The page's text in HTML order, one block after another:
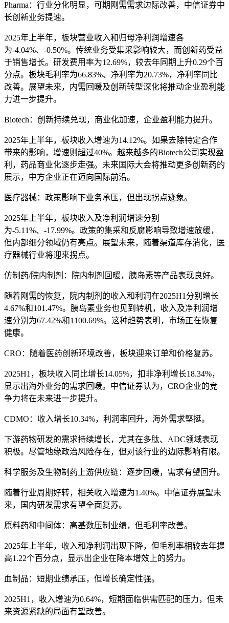
Pharma：行业分化明显，可期刚需需求边际改善，中信证券中
长创新业务提速。
2025年上半年，板块营业收入和归母净利润增速各
为-4.04%、-0.50%。传统业务受集采影响较大，而创新药受益
于销售增长。研发费用率为12.69%，较去年同期上升0.29个百
分点。板块毛利率为66.83%、净利率为20.73%，净利率同比
改善。展望未来，内需回暖及创新转型深化将推动企业盈利能
力进一步提升。
Biotech：创新持续兑现，商业化加速，企业盈利能力提升。
2025年上半年，板块收入增速为14.12%。如果去除特定合作
带来的影响，增速则超过40%。越来越多的Biotech公司实现盈
利，药品商业化逐步走强。未来国际大会将推动更多创新药的
展示，中方企业正在迈向国际前沿。
医疗器械：政策影响下业务承压，但出现拐点迹象。
2025年上半年，板块收入及净利润增速分别
为-5.11%、-17.99%。政策的集采和反腐影响导致增速放缓，
但内部细分领域仍有亮点。展望未来，随着渠道库存消化，医
疗器械行业将迎来拐点。
仿制药/院内制剂：院内制剂回暖，胰岛素等产品表现良好。
随着刚需的恢复，院内制剂的收入和利润在2025H1分别增长
4.67%和101.47%。胰岛素业务也见到转机，收入及净利润增
速分别为67.42%和1100.69%。这种趋势表明，市场正在恢复
健康。
CRO：随着医药创新环境改善，板块迎来订单和价格复苏。
2025H1，板块收入同比增长14.05%，扣非净利增长18.34%，
显示出海外业务的需求回暖。中信证券认为，CRO企业的竞
争力将在未来进一步提升。
CDMO：收入增长10.34%，利润率回升，海外需求堅挺。
下游药物研发的需求持续增长，尤其在多肽、ADC领域表现
积极。尽管地缘政治风险存在，但对该行业的边际影响有限。
科学服务及生物制药上游供应链：逐步回暖，需求有望回升。
随着行业周期好转，相关收入增速为1.40%。中信证券展望未
来，国内研发需求有望全面复苏。
原料药和中间体：高基数压制业绩，但毛利率改善。
2025年上半年，收入和净利润出现下降，但毛利率相较去年提
高1.22个百分点，显示出企业在降本增效上的努力。
血制品：短期业绩承压，但增长确定性强。
2025H1，收入增速为0.64%，短期面临供需匹配的压力，但未
来资源紧缺的局面有望改善。